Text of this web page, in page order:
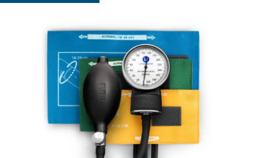
34.09 zł
brutto
wariantów.
Opcje
można
wybrać
na
stronie
produktu